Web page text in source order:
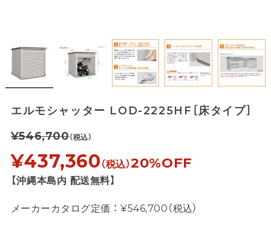
エルモシャッター LOD-2225HF［床タイプ］
¥546,700（税込）
¥437,360 （税込）20%OFF
【沖縄本島内 配送無料】
メーカーカタログ定価 ： ¥546,700（税込）